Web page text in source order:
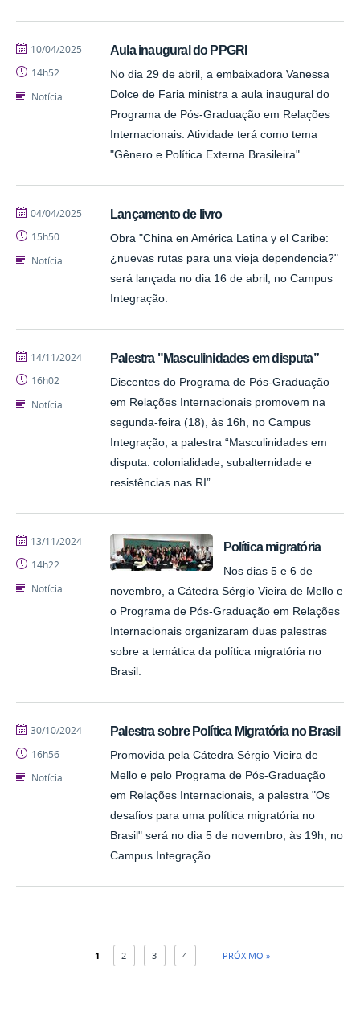
Aula inaugural do PPGRI
No dia 29 de abril, a embaixadora Vanessa
Dolce de Faria ministra a aula inaugural do
Programa de Pós-Graduação em Relações
Internacionais. Atividade terá como tema
"Gênero e Política Externa Brasileira".
publicado
10/04/2025
14h52
Notícia
Lançamento de livro
Obra "China en América Latina y el Caribe:
¿nuevas rutas para una vieja dependencia?"
será lançada no dia 16 de abril, no Campus
Integração.
publicado
04/04/2025
15h50
Notícia
Palestra "Masculinidades em disputa”
Discentes do Programa de Pós-Graduação
em Relações Internacionais promovem na
segunda-feira (18), às 16h, no Campus
Integração, a palestra “Masculinidades em
disputa: colonialidade, subalternidade e
resistências nas RI”.
publicado
14/11/2024
16h02
Notícia
Política migratória
Nos dias 5 e 6 de
novembro, a Cátedra Sérgio Vieira de Mello e
o Programa de Pós-Graduação em Relações
Internacionais organizaram duas palestras
sobre a temática da política migratória no
Brasil.
publicado
13/11/2024
14h22
Notícia
Palestra sobre Política Migratória no Brasil
Promovida pela Cátedra Sérgio Vieira de
Mello e pelo Programa de Pós-Graduação
em Relações Internacionais, a palestra "Os
desafios para uma política migratória no
Brasil" será no dia 5 de novembro, às 19h, no
Campus Integração.
publicado
30/10/2024
16h56
Notícia
1 2 3 4 PRÓXIMO »